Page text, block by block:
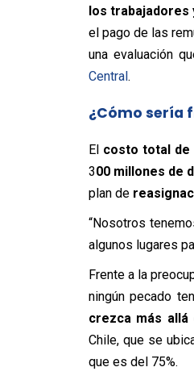
los trabajadores
el pago de las
una evaluación
Central.
¿Cómo sería
Elcosto total de
300 millones de
plan de
“Nosotros
algunos lugares
Frente a la
ningún pecado
crezca más
Chile, que se
que es del 75%.